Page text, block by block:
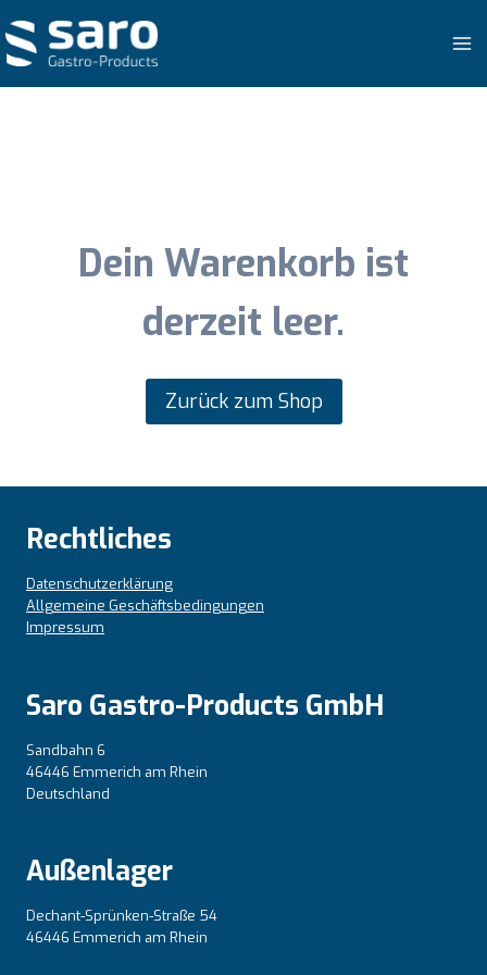
Inhalt
springen
Dein Warenkorb ist
derzeit leer.
Zurück zum Shop
Rechtliches
Datenschutzerklärung
Allgemeine Geschäftsbedingungen
Impressum
Saro Gastro-Products GmbH
Sandbahn 6
46446 Emmerich am Rhein
Deutschland
Außenlager
Dechant-Sprünken-Straße 54
46446 Emmerich am Rhein